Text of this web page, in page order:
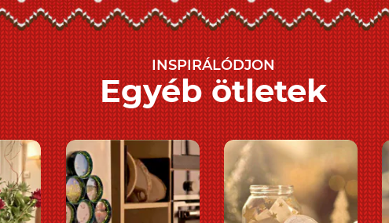
INSPIRÁLÓDJON
Egyéb ötletek